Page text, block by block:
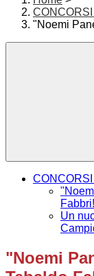
"Noemi
Un
"Noemi